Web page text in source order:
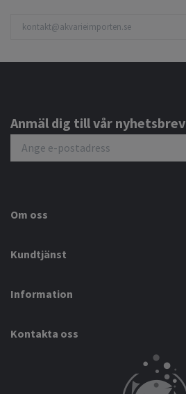
Anmäl dig till vår nyhetsbrev
Om oss
Kundtjänst
Information
Kontakta oss